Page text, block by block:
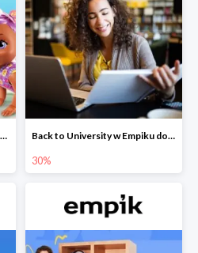
My Garden Baby - nowe lalki bobaski w Empiku do -15% Back to University w Empiku do -30%
30%